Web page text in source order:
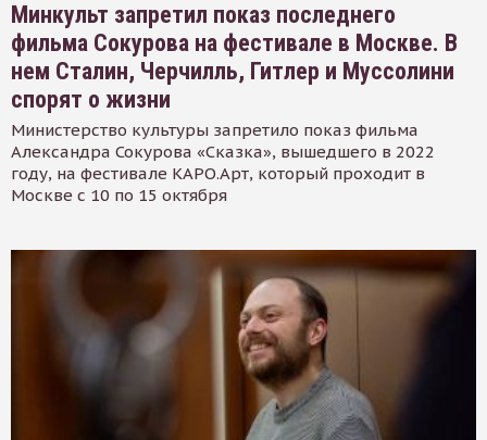
Минкульт запретил показ последнего
фильма Сокурова на фестивале в Москве. В
нем Сталин, Черчилль, Гитлер и Муссолини
спорят о жизни
Министерство культуры запретило показ фильма
Александра Сокурова «Сказка», вышедшего в 2022
году, на фестивале КАРО.Арт, который проходит в
Москве с 10 по 15 октября